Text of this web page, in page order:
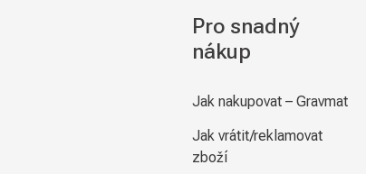
Pro snadný
nákup
Jak nakupovat – Gravmat
Jak vrátit/reklamovat
zboží